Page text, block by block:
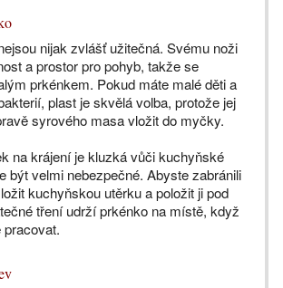
nijak zvlášť užitečná. Svému noži
a prostor pro pohyb, takže se
prkénkem. Pokud máte malé děti a
plast je skvělá volba, protože jej
syrového masa vložit do myčky.
na krájení je kluzká vůči kuchyňské
být velmi nebezpečné. Abyste zabránili
kuchyňskou utěrku a položit ji pod
tření udrží prkénko na místě, když
pracovat.